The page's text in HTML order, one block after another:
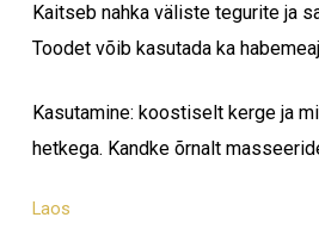
Kaitseb nahka väliste tegurite ja
Toodet võib kasutada ka
Kasutamine: koostiselt kerge ja
hetkega. Kandke õrnalt
Laos